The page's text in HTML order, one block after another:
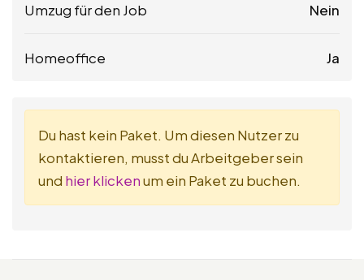
Umzug für den Job Nein
Homeoffice Ja
Du hast kein Paket. Um diesen Nutzer zu
kontaktieren, musst du Arbeitgeber sein
und hier klickenum ein Paket zu buchen.